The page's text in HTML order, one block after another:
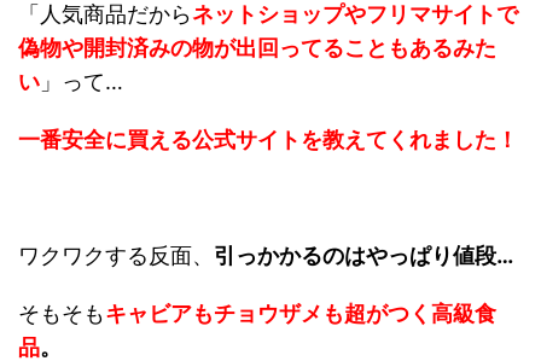
「人気商品だからネットショップやフリマサイトで
偽物や開封済みの物が出回ってることもあるみた
い 」って…
一番安全に買える公式サイトを教えてくれました！
ワクワクする反面、 引っかかるのはやっぱり値段…
そもそもキャビアもチョウザメも超がつく高級食
品。